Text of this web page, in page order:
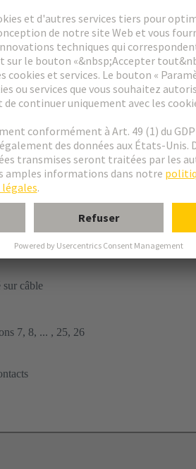
: consultez la fiche technique des
câble
7, 8, ... , 25, 26